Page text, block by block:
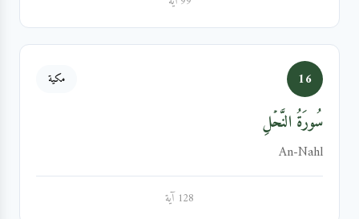
16 مكية
سُورَةُ النَّحۡلِ
An-Nahl
128 آية